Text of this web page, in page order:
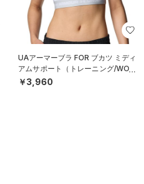
UAアーマーブラ FOR ブカツ ミディ
アムサポート（トレーニング/WOM
EN）
￥3,960